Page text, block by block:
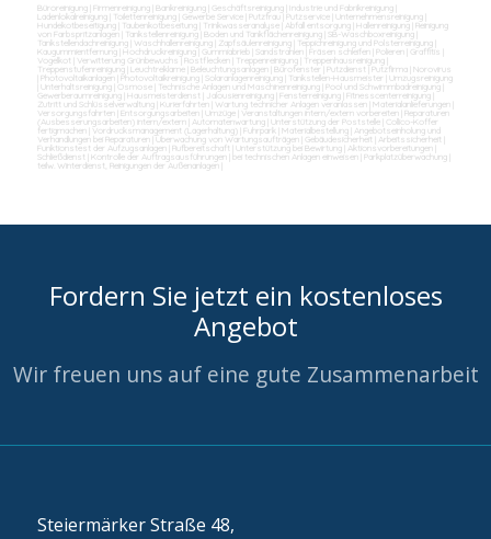
Büroreinigung| Firmenreinigung| Bankreinigung| Geschäftsreinigung| Industrie und Fabrikreinigung|
Ladenlokalreinigung| Toilettenreinigung| Gewerbe Service| Putzfrau| Putzservice| Unternehmensreinigung|
Hundekotbeseitigung| Taubenkotbeseitung| Trinkwasseranalyse| Abfall entsorgung| Hallenreinigung| Reinigung
von Farbspritzanlagen
Tankstellenreinigung| Boden und Tankflächenreinigung| SB-Waschboxreinigung|
Tankstellendachreinigung| Waschhallenreinigung| Zapfsäulenreinigung| Teppichreinigung und Polsterreinigung|
Kaugummientfernung| Hochdruckreinigung| Gummiabrieb| Sandstrahlen Fräsen schleifen Polieren Graffitis
Vogelkot
Verwitterung Grünbewuchs | Rostflecken Treppenreinigung| Treppenhausreinigung|
Treppenstufenreinigung| Leuchtreklame| Beleuchtungsanlagen Bürofenster Putzdienst |Putzfirma| Norovirus
Photovoltaikanlagen Photovoltaikreinigung| Solaranlagenreinigung| Tankstellen-Hausmeister
Umzugsreinigung
Unterhaltsreinigung| Osmose| Technische Anlagen und Maschinenreinigung| Pool und Schwimmbadreinigung|
Gewerberaumreinigung| Hausmeisterdienst Jalousienreinigung| Fensterreinigung| Fitnesscenterreinigung|
Zutritt und Schlüsselverwaltung| Kurierfahrten Wartung technicher Anlagen veranlassen Materialanlieferungen
Versorgungsfahrten
Entsorgungsarbeiten Umzüge| Veranstaltungen intern/extern vorbereiten
Reparaturen
(Ausbesserungsarbeiten) intern/extern
Automatenwartung| Unterstützung der Poststelle|
Collico-Koffer
fertigmachen
Vordrucksmanagement (Lagerhaltung)| Fuhrpark Materialbestellung| Angebotseinholung und
Verhandlungen bei Reparaturen |Überwachung von Wartungsaufträgen Gebäudesicherheit Arbeitssicherheit
Funktionstest der Aufzugsanlagen
Rufbereitschaft Unterstützung bei Bewirtung| Aktionsvorbereitungen
Schließdienst Kontrolle der Auftragsausführungen bei technischen Anlagen einweisen Parkplatzüberwachung|
teilw. Winterdienst, Reinigungen der Außenanlagen
Fordern Sie jetzt ein kostenloses
Angebot
Wir freuen uns auf eine gute Zusammenarbeit
Steiermärker Straße 48,